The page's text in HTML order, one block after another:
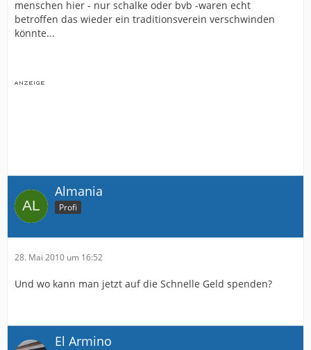
menschen hier - nur schalke oder bvb -waren echt
betroffen das wieder ein traditionsverein verschwinden
könnte...
Almania
Profi
28. Mai 2010 um 16:52
Und wo kann man jetzt auf die Schnelle Geld spenden?
El Armino